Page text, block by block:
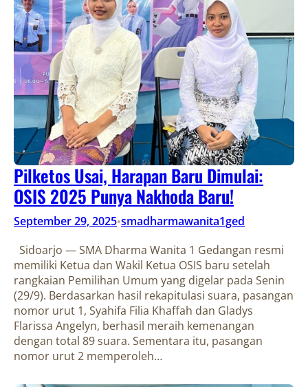
Pilketos Usai, Harapan Baru Dimulai:
OSIS 2025 Punya Nakhoda Baru!
September 29, 2025•smadharmawanita1ged
Sidoarjo — SMA Dharma Wanita 1 Gedangan resmi
memiliki Ketua dan Wakil Ketua OSIS baru setelah
rangkaian Pemilihan Umum yang digelar pada Senin
(29/9). Berdasarkan hasil rekapitulasi suara, pasangan
nomor urut 1, Syahifa Filia Khaffah dan Gladys
Flarissa Angelyn, berhasil meraih kemenangan
dengan total 89 suara. Sementara itu, pasangan
nomor urut 2 memperoleh…